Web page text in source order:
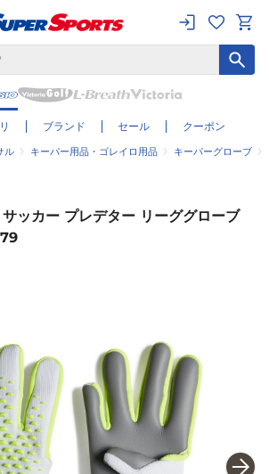
ブランド セール クーポン
ル キーパー用品・ゴレイロ用品 キーパーグローブ
ッカー プレデター リーググローブ